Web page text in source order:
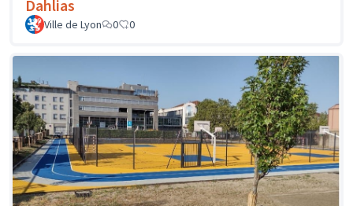
Dahlias
Ville de Lyon 0 0